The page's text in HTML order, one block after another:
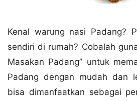
Kenal warung nasi Padang?
sendiri di rumah? Cobalah
Masakan Padang” untuk
Padang dengan mudah dan
bisa dimanfaatkan sebagai